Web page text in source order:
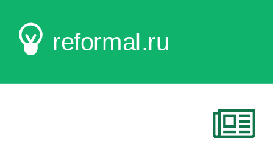
reformal.ru